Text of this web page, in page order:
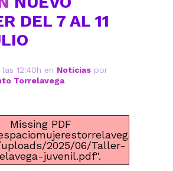
DEL 7 AL 11
12:40h en Noticias por
Torrelavega
Missing PDF
2025/06/Taller-
juvenil.pdf".